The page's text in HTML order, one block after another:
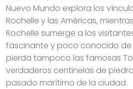
Nuevo Mundo explora los
Rochelle y las Américas,
Rochelle sumerge a los
fascinante y poco conocido de
pierda tampoco las famosas
verdaderos centinelas de
pasado marítimo de la ciudad.